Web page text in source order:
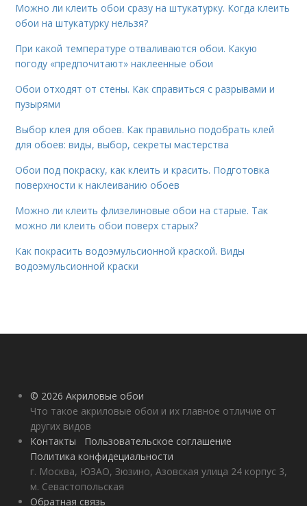
Можно ли клеить обои сразу на штукатурку. Когда клеить
обои на штукатурку нельзя?
При какой температуре отваливаются обои. Какую
погоду «предпочитают» наклеенные обои
Обои отходят от стены. Как справиться с разрывами и
пузырями
Выбор клея для обоев. Как правильно подобрать клей
для обоев: виды, выбор, секреты мастерства
Обои под покраску, как клеить и красить. Подготовка
поверхности к наклеиванию обоев
Можно ли клеить флизелиновые обои на старые. Так
можно ли клеить обои поверх старых?
Как покрасить водоэмульсионной краской. Виды
водоэмульсионной краски
© 2026 Акриловые обои
Что такое акриловые обои и их главное отличие от
других видов
Контакты
Пользовательское соглашение
Политика конфидециальности
г. Москва, ЮЗАО, Зюзино, Азовская улица 24 корпус 3,
м. Севастопольская
Обратная связь